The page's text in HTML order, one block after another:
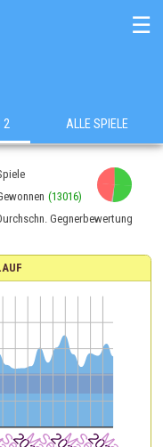
☰
2 ALLE SPIELE
(13016)
Gegnerbewertung